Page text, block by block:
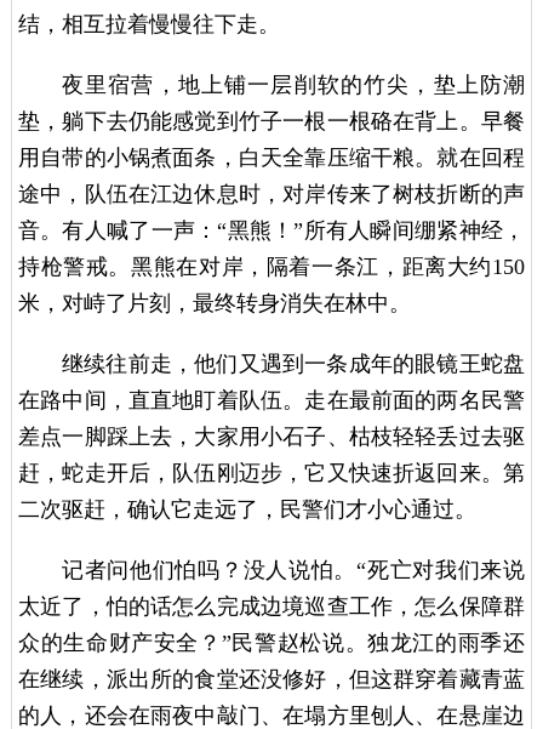
结，相互拉着慢慢往下走。
夜里宿营，地上铺一层削软的竹尖，垫上防潮
垫，躺下去仍能感觉到竹子一根一根硌在背上。早餐
用自带的小锅煮面条，白天全靠压缩干粮。就在回程
途中，队伍在江边休息时，对岸传来了树枝折断的声
音。有人喊了一声：“黑熊！”所有人瞬间绷紧神经，
持枪警戒。黑熊在对岸，隔着一条江，距离大约150
米，对峙了片刻，最终转身消失在林中。
继续往前走，他们又遇到一条成年的眼镜王蛇盘
在路中间，直直地盯着队伍。走在最前面的两名民警
差点一脚踩上去，大家用小石子、枯枝轻轻丢过去驱
赶，蛇走开后，队伍刚迈步，它又快速折返回来。第
二次驱赶，确认它走远了，民警们才小心通过。
记者问他们怕吗？没人说怕。“死亡对我们来说
太近了，怕的话怎么完成边境巡查工作，怎么保障群
众的生命财产安全？”民警赵松说。独龙江的雨季还
在继续，派出所的食堂还没修好，但这群穿着藏青蓝
的人，还会在雨夜中敲门、在塌方里刨人、在悬崖边